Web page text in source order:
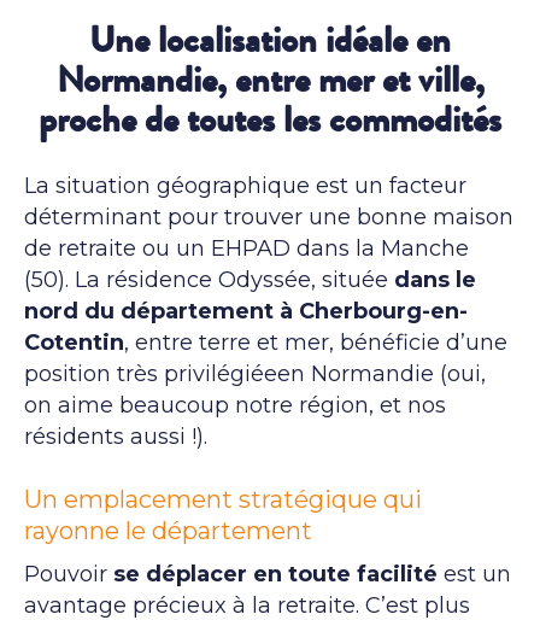
Une localisation idéale en
Normandie, entre mer et ville,
proche de toutes les commodités
La situation géographique est un facteur
déterminant pour trouver une bonne maison
de retraite ou un EHPAD dans la Manche
(50). La résidence Odyssée, située dans le
nord du département à Cherbourg-en-
Cotentin, entre terre et mer, bénéficie d’une
position très privilégiéeen Normandie (oui,
on aime beaucoup notre région, et nos
résidents aussi !).
Un emplacement stratégique qui
rayonne le département
Pouvoir se déplacer en toute facilité est un
avantage précieux à la retraite. C’est plus